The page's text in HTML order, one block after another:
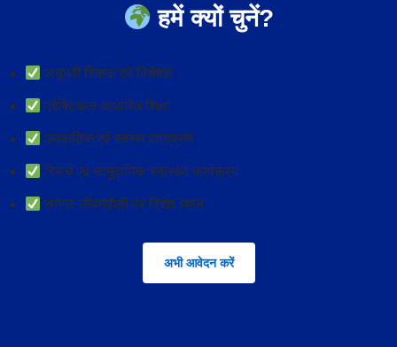
हमें क्यों चुनें?
अनुभवी शिक्षक एवं विशेषज्ञ
प्रैक्टिकल आधारित शिक्षा
प्राकृतिक एवं स्वस्थ वातावरण
रिसर्च एवं सामुदायिक स्वास्थ्य कार्यक्रम
समग्र जीवनशैली पर विशेष ध्यान
अभी आवेदन करें